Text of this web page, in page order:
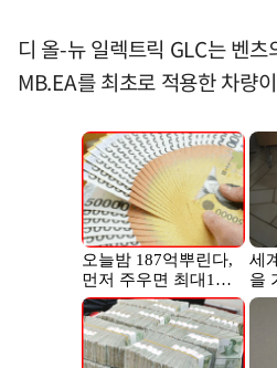
디 올-뉴 일렉트릭 GLC는 벤
MB.EA를 최초로 적용한 차량